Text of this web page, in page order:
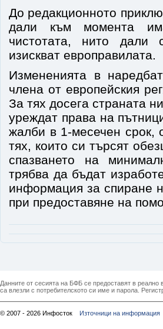
До редакционното
дали към момента
чистотата, нито дали
изискват европравилата.
Измененията в
члена от европейския
За тях досега страната
уреждат права на
жалби в 1-месечен срок,
тях, които си търсят
спазването на
трябва да бъдат
информация за спиране
при предоставяне на
Данните от сесията на БФБ се предоставят в
са влезли с потребителското си име и парола.
© 2007 - 2026 Инфосток Източници на информация